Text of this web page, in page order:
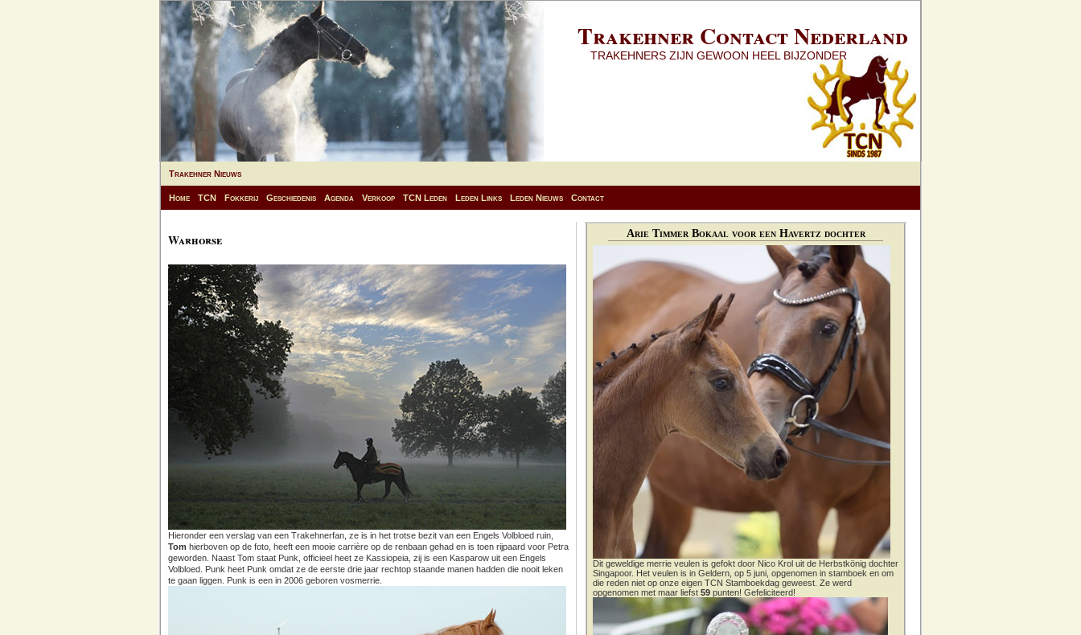
Trakehner Contact Nederland
TRAKEHNERS ZIJN GEWOON HEEL BIJZONDER
Trakehner Nieuws
Home TCN Fokkerij Geschiedenis Agenda Verkoop TCN Leden Leden Links Leden Nieuws Contact
Warhorse
Hieronder een verslag van een Trakehnerfan, ze is in het trotse bezit van een Engels Volbloed ruin,
Tom hierboven op de foto, heeft een mooie carrière op de renbaan gehad en is toen rijpaard voor Petra
geworden. Naast Tom staat Punk, officieel heet ze Kassiopeia, zij is een Kasparow uit een Engels
Volbloed. Punk heet Punk omdat ze de eerste drie jaar rechtop staande manen hadden die nooit leken
te gaan liggen. Punk is een in 2006 geboren vosmerrie.
Arie Timmer Bokaal voor een Havertz dochter
Dit geweldige merrie veulen is gefokt door Nico Krol uit de Herbstkönig dochter
Singapoor. Het veulen is in Geldern, op 5 juni, opgenomen in stamboek en om
die reden niet op onze eigen TCN Stamboekdag geweest. Ze werd
opgenomen met maar liefst 59 punten! Gefeliciteerd!